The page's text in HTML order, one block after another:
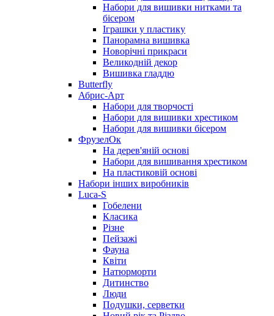
Набори для вишивки нитками та
бісером
Іграшки у пластику
Панорамна вишивка
Новорічні прикраси
Великодній декор
Вишивка гладдю
Butterfly
Абрис-Арт
Набори для творчості
Набори для вишивки хрестиком
Набори для вишивки бісером
ФрузелОк
На дерев'яній основі
Набори для вишивання хрестиком
На пластиковій основі
Набори інших виробників
Luca-S
Гобелени
Класика
Різне
Пейзажі
Фауна
Квіти
Натюрморти
Дитинство
Люди
Подушки, серветки